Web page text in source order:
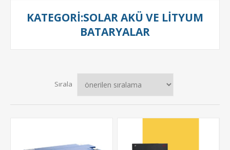
KATEGORI:SOLAR AKÜ VE LITYUM
BATARYALAR
Sırala